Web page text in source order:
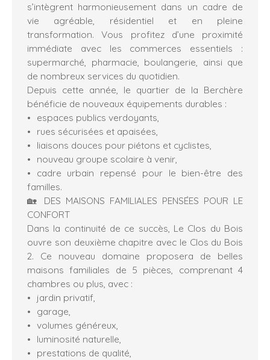
s’intègrent harmonieusement dans un cadre de
vie agréable, résidentiel et en pleine
transformation. Vous profitez d’une proximité
immédiate avec les commerces essentiels :
supermarché, pharmacie, boulangerie, ainsi que
de nombreux services du quotidien.
Depuis cette année, le quartier de la Berchère
bénéficie de nouveaux équipements durables :
espaces publics verdoyants,
rues sécurisées et apaisées,
liaisons douces pour piétons et cyclistes,
nouveau groupe scolaire à venir,
cadre urbain repensé pour le bien-être des
familles.
🏡 DES MAISONS FAMILIALES PENSÉES POUR LE
CONFORT
Dans la continuité de ce succès, Le Clos du Bois
ouvre son deuxième chapitre avec le Clos du Bois
2. Ce nouveau domaine proposera de belles
maisons familiales de 5 pièces, comprenant 4
chambres ou plus, avec :
jardin privatif,
garage,
volumes généreux,
luminosité naturelle,
prestations de qualité,